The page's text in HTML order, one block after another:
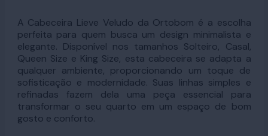
A Cabeceira Lieve Veludo da Ortobom é a escolha
perfeita para quem busca um design minimalista e
elegante. Disponível nos tamanhos Solteiro, Casal,
Queen Size e King Size, esta cabeceira se adapta a
qualquer ambiente, proporcionando um toque de
sofisticação e modernidade. Suas linhas simples e
refinadas fazem dela uma peça essencial para
transformar o seu quarto em um espaço de bom
gosto e conforto.